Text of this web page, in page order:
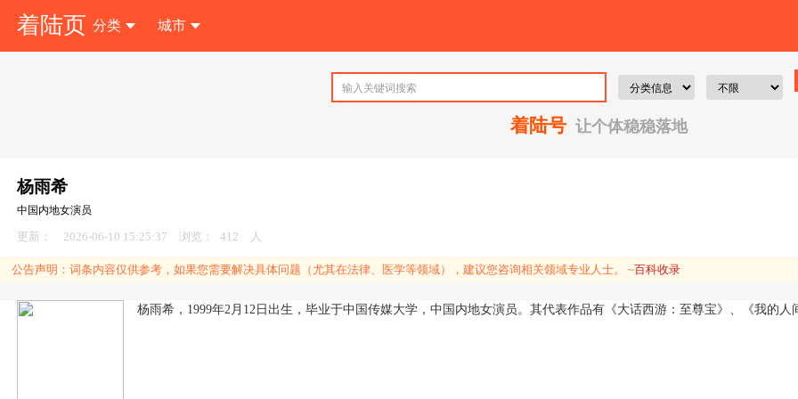
着陆页 分类 城市
着陆号让个体稳稳落地
杨雨希
中国内地女演员
更新： 2026-06-10 15:25:37 浏览： 412 人
公告声明： 词条内容仅供参考，如果您需要解决具体问题（尤其在法律、医学等领域），建议您咨询相关领域专业人士。 ~百科收录
杨雨希，1999年2月12日出生，毕业于中国传媒大学，中国内地女演员。其代表作品有《大话西游：至尊宝》、《我的人